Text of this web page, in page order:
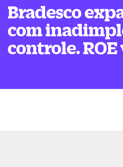
Bradesco
com
controle. ROE